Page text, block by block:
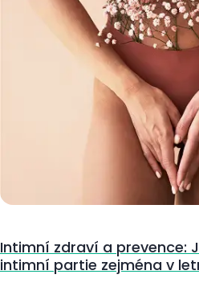
Intimní zdraví a prevence:
intimní partie zejména v